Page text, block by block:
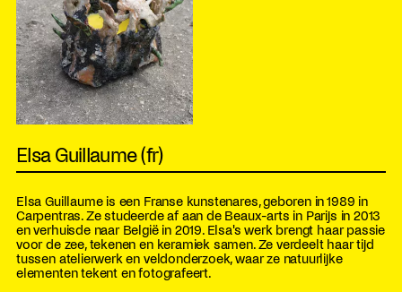
Elsa Guillaume (fr)
Elsa Guillaume is een Franse kunstenares, geboren in 1989 in
Carpentras. Ze studeerde af aan de Beaux-arts in Parijs in 2013
en verhuisde naar België in 2019. Elsa's werk brengt haar passie
voor de zee, tekenen en keramiek samen. Ze verdeelt haar tijd
tussen atelierwerk en veldonderzoek, waar ze natuurlijke
elementen tekent en fotografeert.